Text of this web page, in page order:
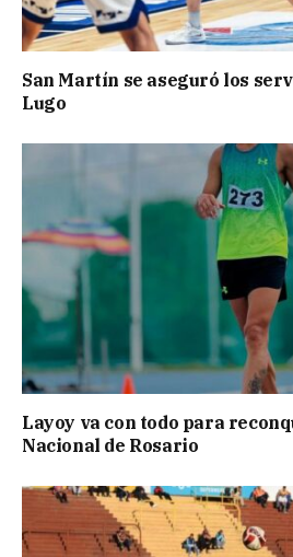
San Martín se aseguró los
Lugo
Layoy va con todo para
Nacional de Rosario